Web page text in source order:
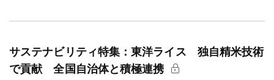
サステナビリティ特集：東洋ライス 独自精米技術
で貢献 全国自治体と積極連携